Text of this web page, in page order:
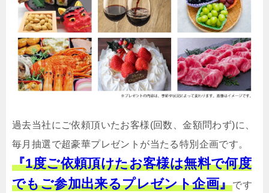
過去当社にご依頼頂いたお客様(回数、金額問わず)に、
毎月抽選で超豪華プレゼントが当たる特別企画です。
『1度ご依頼頂けたお客様は無料で何度
でもご参加出来るプレゼント企画』です